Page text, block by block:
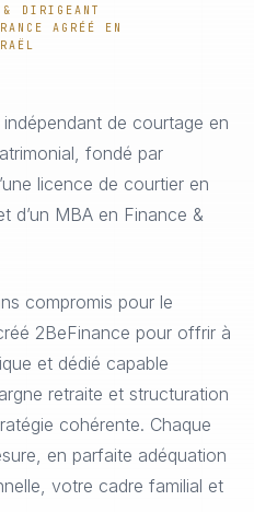
& DIRIGEANT
AGRÉÉ EN
de courtage en
fondé par
licence de courtier en
d’un MBA en Finance &
compromis pour le
2BeFinance pour offrir à
et dédié capable
retraite et structuration
cohérente. Chaque
en parfaite adéquation
votre cadre familial et